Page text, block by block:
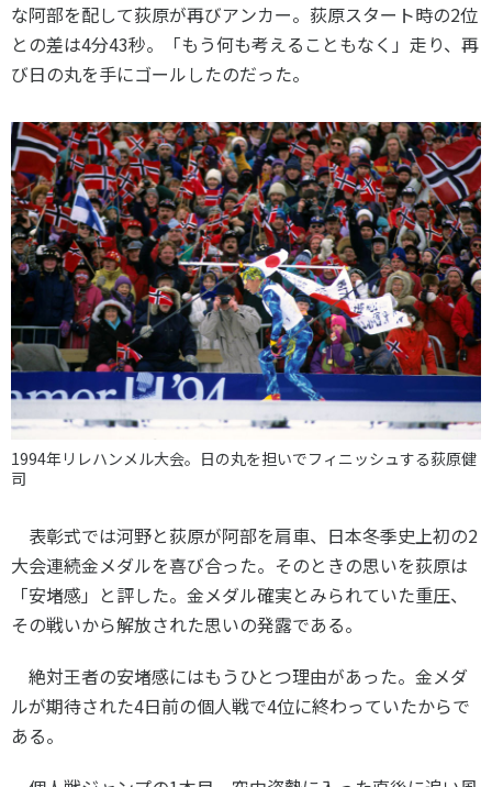
な阿部を配して荻原が再びアンカー。荻原スタート時の2位
との差は4分43秒。「もう何も考えることもなく」走り、再
び日の丸を手にゴールしたのだった。
1994年リレハンメル大会。日の丸を担いでフィニッシュする荻原健
司
表彰式では河野と荻原が阿部を肩車、日本冬季史上初の2
大会連続金メダルを喜び合った。そのときの思いを荻原は
「安堵感」と評した。金メダル確実とみられていた重圧、
その戦いから解放された思いの発露である。
絶対王者の安堵感にはもうひとつ理由があった。金メダ
ルが期待された4日前の個人戦で4位に終わっていたからで
ある。